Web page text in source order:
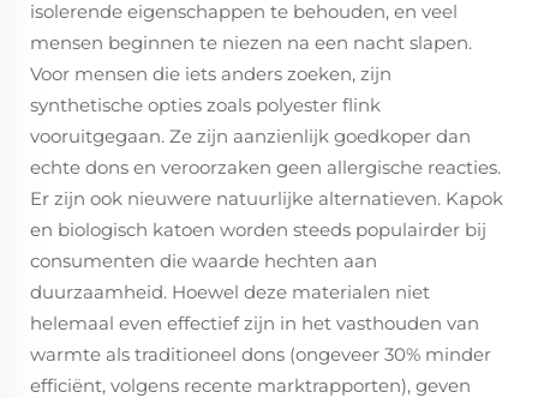
isolerende eigenschappen te behouden, en veel
mensen beginnen te niezen na een nacht slapen.
Voor mensen die iets anders zoeken, zijn
synthetische opties zoals polyester flink
vooruitgegaan. Ze zijn aanzienlijk goedkoper dan
echte dons en veroorzaken geen allergische reacties.
Er zijn ook nieuwere natuurlijke alternatieven. Kapok
en biologisch katoen worden steeds populairder bij
consumenten die waarde hechten aan
duurzaamheid. Hoewel deze materialen niet
helemaal even effectief zijn in het vasthouden van
warmte als traditioneel dons (ongeveer 30% minder
efficiënt, volgens recente marktrapporten), geven